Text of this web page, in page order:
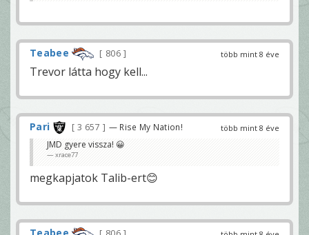
több mint 8 éve
Teabee 806
Trevor látta hogy kell...
több mint 8 éve
Pari 3 657 — Rise My Nation!
JMD gyere vissza! 😀
xrace77
megkapjatok Talib-ert😊